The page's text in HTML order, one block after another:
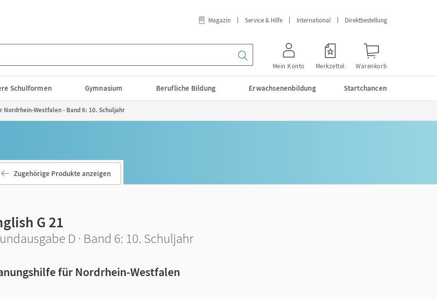
Magazin Service & Hilfe International Direktbestellung
Mein Konto Merkzettel Warenkorb
Schulformen Gymnasium Berufliche Bildung Erwachsenenbildung Startchancen
Nordrhein-Westfalen - Band 6: 10. Schuljahr
Zugehörige Produkte anzeigen
G 21
D · Band 6: 10. Schuljahr
für Nordrhein-Westfalen